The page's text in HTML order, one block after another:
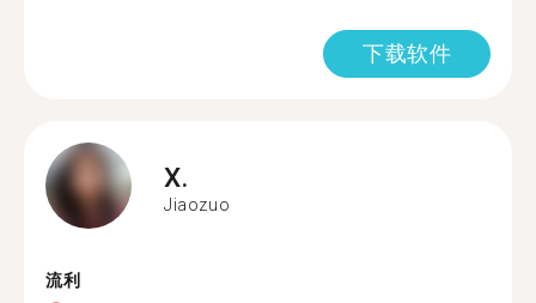
下载软件
X.
Jiaozuo
流利